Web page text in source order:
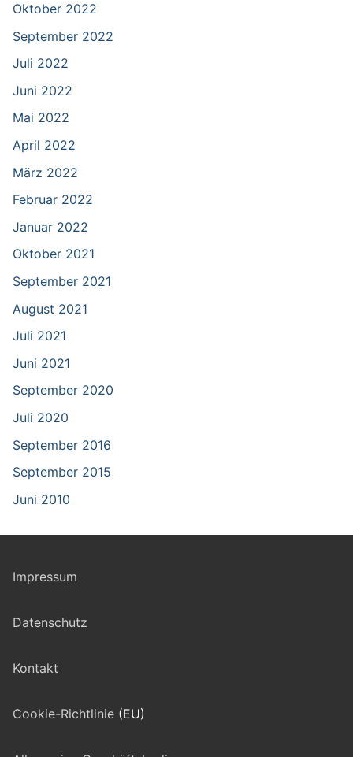
Oktober 2022
September 2022
Juli 2022
Juni 2022
Mai 2022
April 2022
März 2022
Februar 2022
Januar 2022
Oktober 2021
September 2021
August 2021
Juli 2021
Juni 2021
September 2020
Juli 2020
September 2016
September 2015
Juni 2010
Impressum
Datenschutz
Kontakt
Cookie-Richtlinie (EU)